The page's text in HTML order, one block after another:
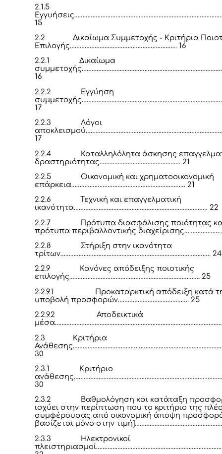
2.1.5
15
2.2
Δικαίωμα Συμμετοχής - Κριτήρια
Επιλογής……………………………………………………….. 16
2.2.1
Δικαίωμα
16
2.2.2
Εγγύηση
17
2.2.3
Λόγοι
17
2.2.4
Καταλληλόλητα άσκησης
δραστηριότητας…………………………………………. 21
2.2.5
Οικονομική και χρηματοοικονομική
επάρκεια…………………………………………………………… 21
2.2.6
Τεχνική και επαγγελματική
ικανότητα……………………………………………………………………… 22
2.2.7
Πρότυπα διασφάλισης ποιότητας
πρότυπα περιβαλλοντικής
2.2.8
Στήριξη στην ικανότητα
τρίτων………………………………………………………………………………. 24
2.2.9
Κανόνες απόδειξης ποιοτικής
επιλογής……………………………………………………………………. 25
2.2.9.1
Προκαταρκτική απόδειξη κατά
υποβολή προσφορών……………………………………. 25
2.2.9.2
Αποδεικτικά
2.3
Κριτήρια
30
2.3.1
Κριτήριο
30
2.3.2
Βαθμολόγηση και κατάταξη
ισχύει στην περίπτωση που το κριτήριο της
συμφέρουσας από οικονομική άποψη
βασίζεται μόνο στην
2.3.3
Ηλεκτρονικοί